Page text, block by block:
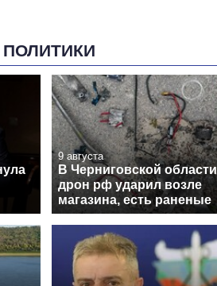
9 августа
В Черниговской области
дрон рф ударил возле
магазина, есть раненые